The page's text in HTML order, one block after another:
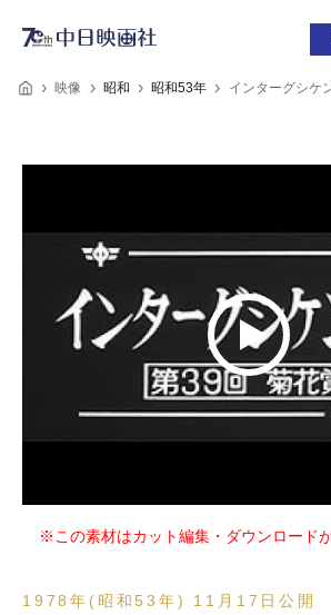
映像 昭和 昭和53年 インターグシケ
※この素材はカット編集・ダウンロード
1978年(昭和53年) 11月17日公開